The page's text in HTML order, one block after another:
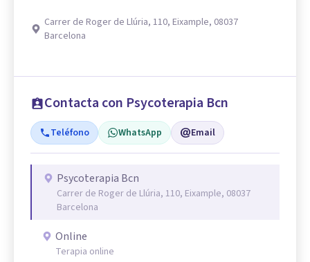
Carrer de Roger de Llúria, 110, Eixample, 08037
Barcelona
Contacta con Psycoterapia Bcn
Teléfono WhatsApp Email
Psycoterapia Bcn
Carrer de Roger de Llúria, 110, Eixample, 08037
Barcelona
Online
Terapia online